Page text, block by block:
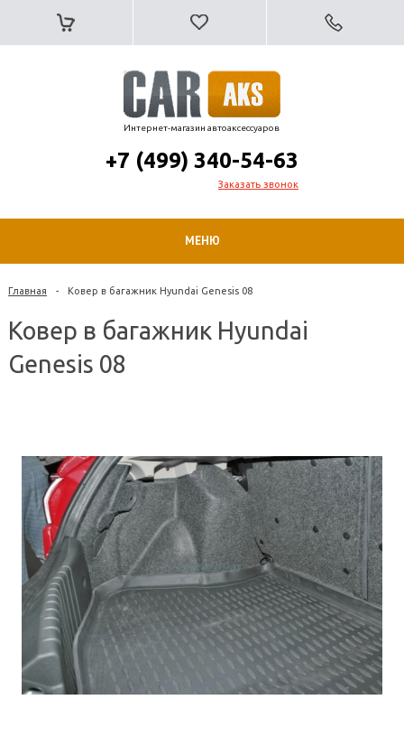
Интернет-магазин автоаксессуаров
+7 (499) 340-54-63
Заказать звонок
МЕНЮ
Главная - Ковер в багажник Hyundai Genesis 08
Ковер в багажник Hyundai
Genesis 08